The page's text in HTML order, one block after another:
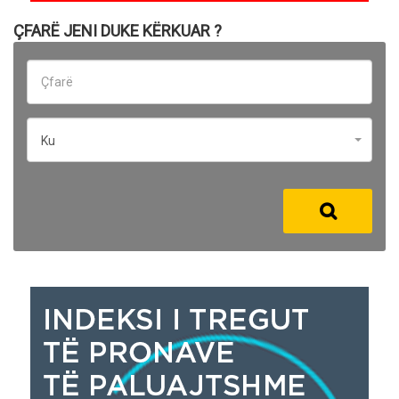
ÇFARË JENI DUKE KËRKUAR ?
Ku